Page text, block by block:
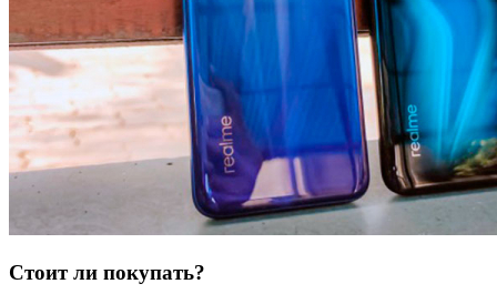
Стоит ли покупать?